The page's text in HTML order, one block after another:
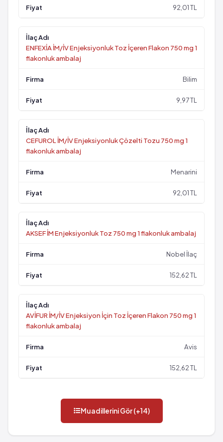
92,01 TL
ENFEXİA İM/İV Enjeksiyonluk Toz İçeren Flakon 750 mg 1
flakonluk ambalaj
Bilim
9,97 TL
CEFUROL İM/İV Enjeksiyonluk Çözelti Tozu 750 mg 1
flakonluk ambalaj
Menarini
92,01 TL
AKSEF İM Enjeksiyonluk Toz 750 mg 1 flakonluk ambalaj
Nobel İlaç
152,62 TL
AVİFUR İM/İV Enjeksiyon İçin Toz İçeren Flakon 750 mg 1
flakonluk ambalaj
Avis
152,62 TL
Muadillerini Gör (+14)